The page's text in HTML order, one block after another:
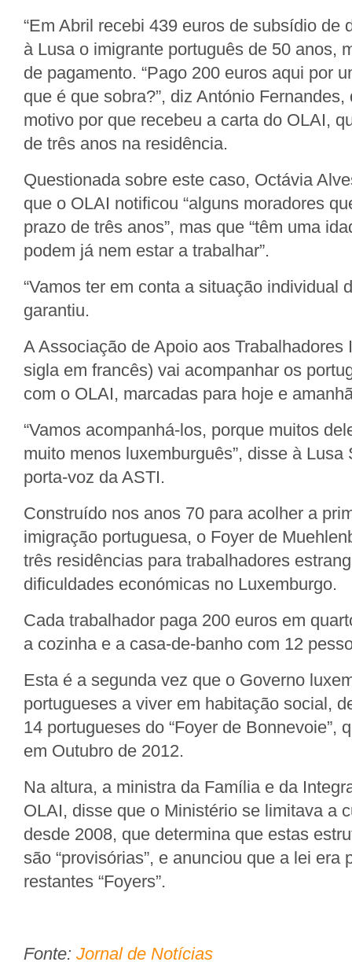
“Em Abril recebi 439 euros de subsídio de
à Lusa o imigrante português de 50 anos,
de pagamento. “Pago 200 euros aqui por
que é que sobra?”, diz António
motivo por que recebeu a carta do OLAI,
de três anos na residência.
Questionada sobre este caso, Octávia
que o OLAI notificou “alguns moradores
prazo de três anos”, mas que “têm uma
podem já nem estar a trabalhar”.
“Vamos ter em conta a situação individual
garantiu.
A Associação de Apoio aos Trabalhadores
sigla em francês) vai acompanhar os
com o OLAI, marcadas para hoje e
“Vamos acompanhá-los, porque muitos
muito menos luxemburguês”, disse à Lusa
porta-voz da ASTI.
Construído nos anos 70 para acolher a
imigração portuguesa, o Foyer de
três residências para trabalhadores
dificuldades económicas no Luxemburgo.
Cada trabalhador paga 200 euros em
a cozinha e a casa-de-banho com 12
Esta é a segunda vez que o Governo
portugueses a viver em habitação social,
14 portugueses do “Foyer de Bonnevoie”,
em Outubro de 2012.
Na altura, a ministra da Família e da
OLAI, disse que o Ministério se limitava a
desde 2008, que determina que estas
são “provisórias”, e anunciou que a lei era
restantes “Foyers”.
Fonte: Jornal de Notícias